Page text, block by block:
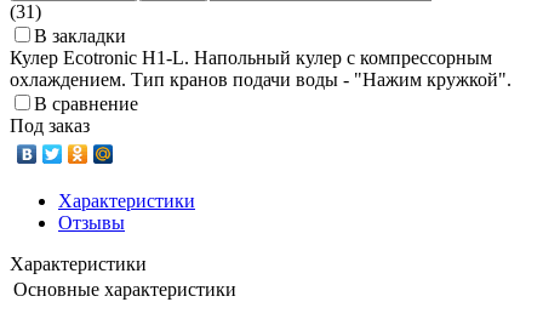
(31)
В закладки
Кулер Ecotronic H1-L. Напольный кулер с компрессорным
охлаждением. Тип кранов подачи воды - "Нажим кружкой".
В сравнение
Под заказ
Характеристики
Отзывы
Характеристики
Основные характеристики